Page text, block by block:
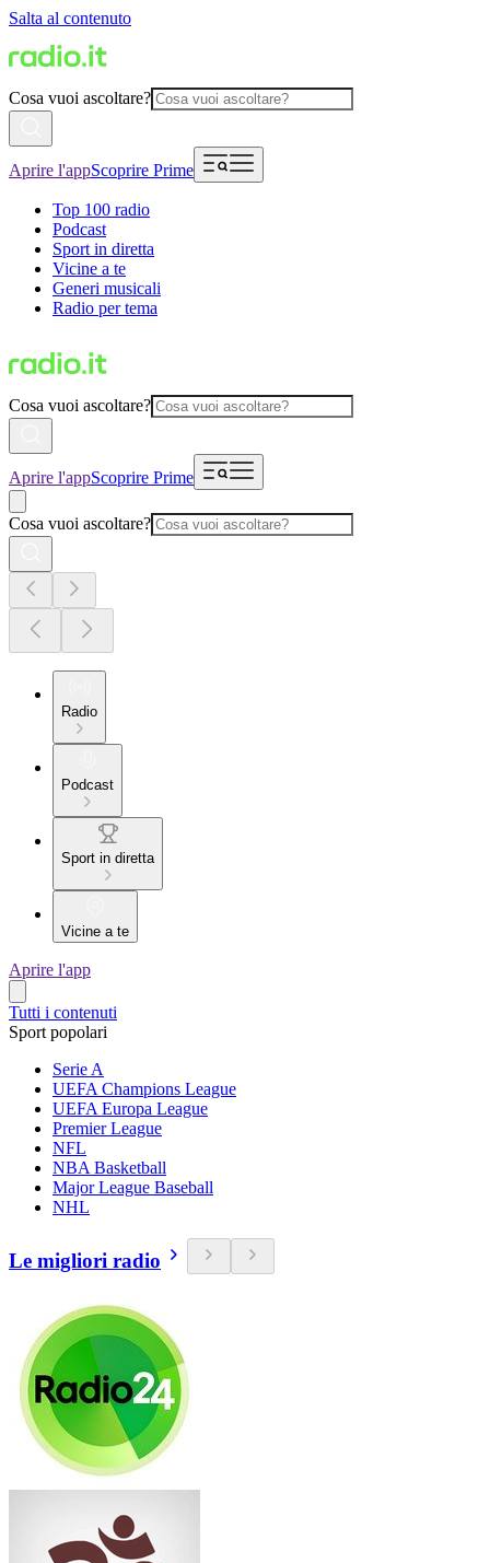
Salta al contenuto
Cosa vuoi ascoltare?
Aprire l'appScoprire Prime
Top 100 radio
Podcast
Sport in diretta
Vicine a te
Generi musicali
Radio per tema
Cosa vuoi ascoltare?
Aprire l'appScoprire Prime
Cosa vuoi ascoltare?
Radio
Podcast
Sport in diretta
Vicine a te
Aprire l'app
Tutti i contenuti
Sport popolari
Serie A
UEFA Champions League
UEFA Europa League
Premier League
NFL
NBA Basketball
Major League Baseball
NHL
Le migliori radio